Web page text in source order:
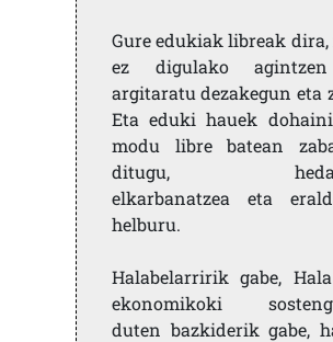
Gure edukiak libreak
ez digulako
argitaratu dezakegun eta
Eta eduki hauek
modu libre batean
ditugu,
elkarbanatzea eta
helburu.
Halabelarririk gabe,
ekonomikoki
duten bazkiderik gabe,